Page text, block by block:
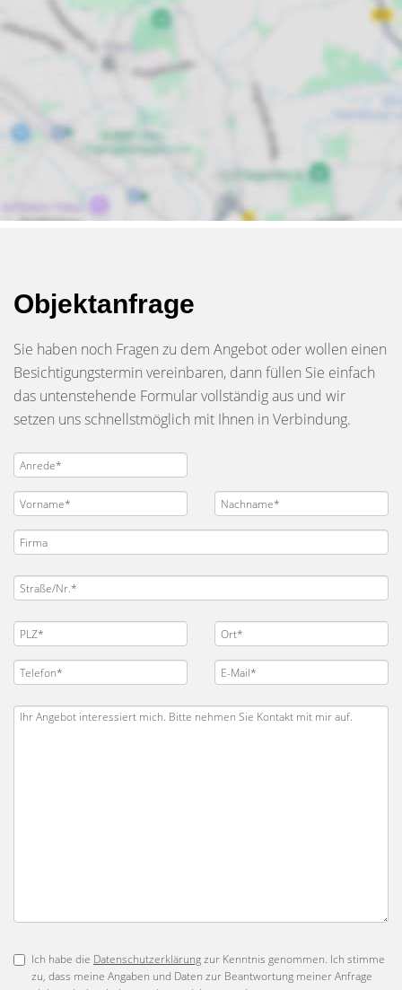
Objektanfrage
Sie haben noch Fragen zu dem Angebot oder wollen einen
Besichtigungstermin vereinbaren, dann füllen Sie einfach
das untenstehende Formular vollständig aus und wir
setzen uns schnellstmöglich mit Ihnen in Verbindung.
Ich habe die Datenschutzerklärungzur Kenntnis genommen. Ich stimme
zu, dass meine Angaben und Daten zur Beantwortung meiner Anfrage